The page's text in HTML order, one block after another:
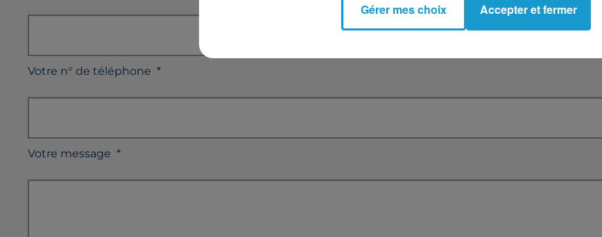
Votre n° de téléphone *
Votre message *
Gérer mes choix Accepter et fermer